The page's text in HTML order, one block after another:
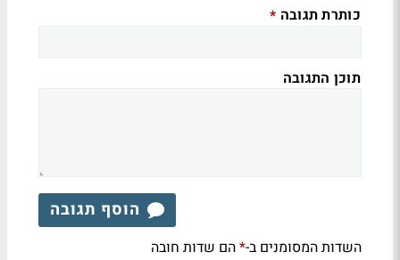
כותרת תגובה *
תוכן התגובה
הוסף תגובה
השדות המסומנים ב-*הם שדות חובה